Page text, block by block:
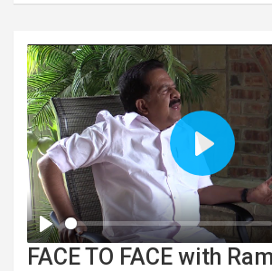
FACE TO FACE with